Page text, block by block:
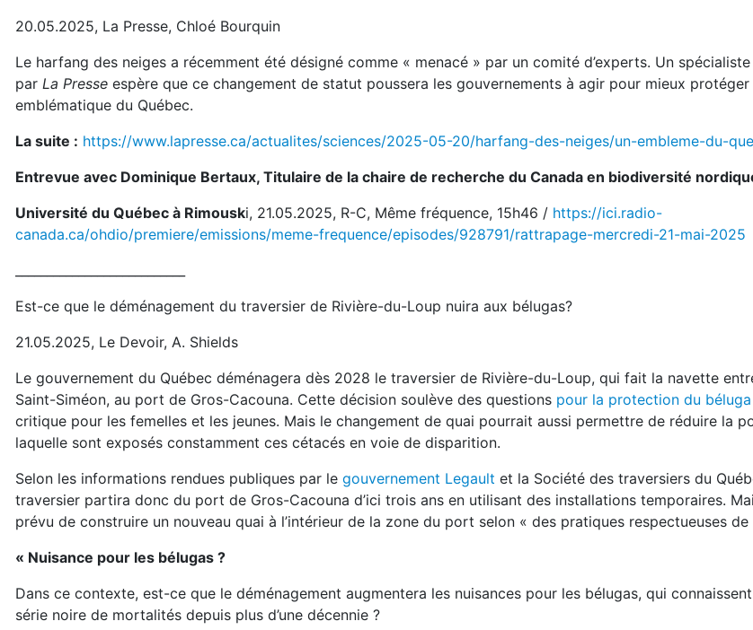
20.05.2025, La Presse, Chloé Bourquin
Le harfang des neiges a récemment été désigné comme « menacé » par un comité d’experts. Un
par La Presse espère que ce changement de statut poussera les gouvernements à agir pour mieux
emblématique du Québec.
La suite : https://www.lapresse.ca/actualites/sciences/2025-05-20/harfang-des-neiges/un-embleme-du-
Entrevue avec Dominique Bertaux, Titulaire de la chaire de recherche du Canada en biodiversité
Université du Québec à Rimouski, 21.05.2025, R-C, Même fréquence, 15h46 / https://ici.radio-
canada.ca/ohdio/premiere/emissions/meme-frequence/episodes/928791/rattrapage-mercredi-21-mai-2025
Est-ce que le déménagement du traversier de Rivière-du-Loup nuira aux bélugas?
21.05.2025, Le Devoir, A. Shields
Le gouvernement du Québec déménagera dès 2028 le traversier de Rivière-du-Loup, qui fait la navette
Saint-Siméon, au port de Gros-Cacouna. Cette décision soulève des questions pour la protection du béluga
critique pour les femelles et les jeunes. Mais le changement de quai pourrait aussi permettre de réduire la
laquelle sont exposés constamment ces cétacés en voie de disparition.
Selon les informations rendues publiques par le gouvernement Legault et la Société des traversiers du
traversier partira donc du port de Gros-Cacouna d’ici trois ans en utilisant des installations temporaires.
prévu de construire un nouveau quai à l’intérieur de la zone du port selon « des pratiques respectueuses de
« Nuisance pour les bélugas ?
Dans ce contexte, est-ce que le déménagement augmentera les nuisances pour les bélugas, qui
série noire de mortalités depuis plus d’une décennie ?